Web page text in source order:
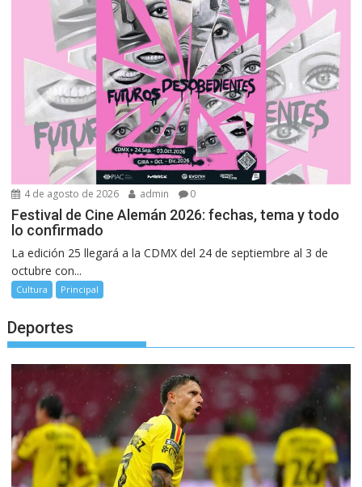
4 de agosto de 2026 admin 0
Festival de Cine Alemán 2026: fechas, tema y todo
lo confirmado
La edición 25 llegará a la CDMX del 24 de septiembre al 3 de
octubre con...
Cultura Principal
Deportes